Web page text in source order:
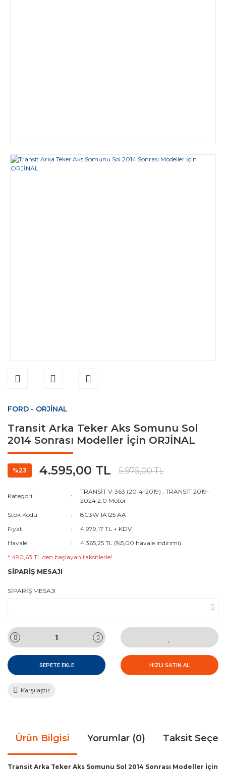
FORD - ORJİNAL
Transit Arka Teker Aks Somunu Sol
2014 Sonrası Modeller İçin ORJİNAL
%23 4.595,00 TL 5.975,00 TL
Kategori
TRANSİT V-363 (2014-2019) ,TRANSİT 2019-
2024 2.0 Motor
Stok Kodu
8C3W 1A125 AA
Fiyat
4.979,17 TL + KDV
Havale
4.365,25 TL (%5,00 havale indirimi)
* 490,63 TL den başlayan taksitlerle!
SİPARİŞ MESAJI
SİPARİŞ MESAJI
SEPETE EKLE HIZLI SATIN AL
Karşılaştır
Ürün Bilgisi Yorumlar (0) Taksit
Transit Arka Teker Aks Somunu Sol 2014 Sonrası Modeller İçin